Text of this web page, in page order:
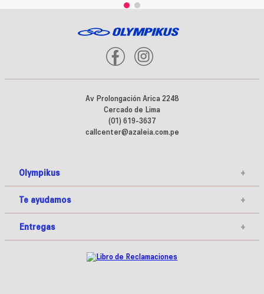
Av Prolongación Arica 2248
Cercado de Lima
(01) 619-3637
callcenter@azaleia.com.pe
Olympikus +
Te ayudamos +
Entregas +